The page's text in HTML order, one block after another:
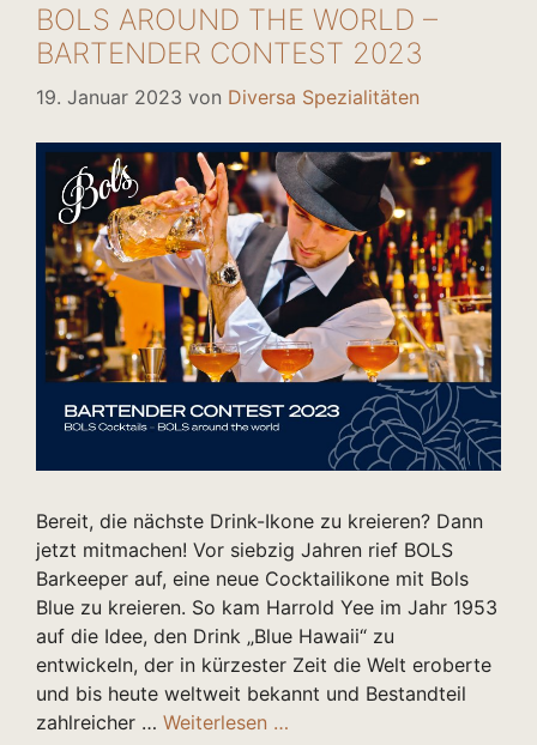
BOLS AROUND THE WORLD –
BARTENDER CONTEST 2023
19. Januar 2023 von Diversa Spezialitäten
Bereit, die nächste Drink-Ikone zu kreieren? Dann
jetzt mitmachen! Vor siebzig Jahren rief BOLS
Barkeeper auf, eine neue Cocktailikone mit Bols
Blue zu kreieren. So kam Harrold Yee im Jahr 1953
auf die Idee, den Drink „Blue Hawaii“ zu
entwickeln, der in kürzester Zeit die Welt eroberte
und bis heute weltweit bekannt und Bestandteil
zahlreicher … Weiterlesen …